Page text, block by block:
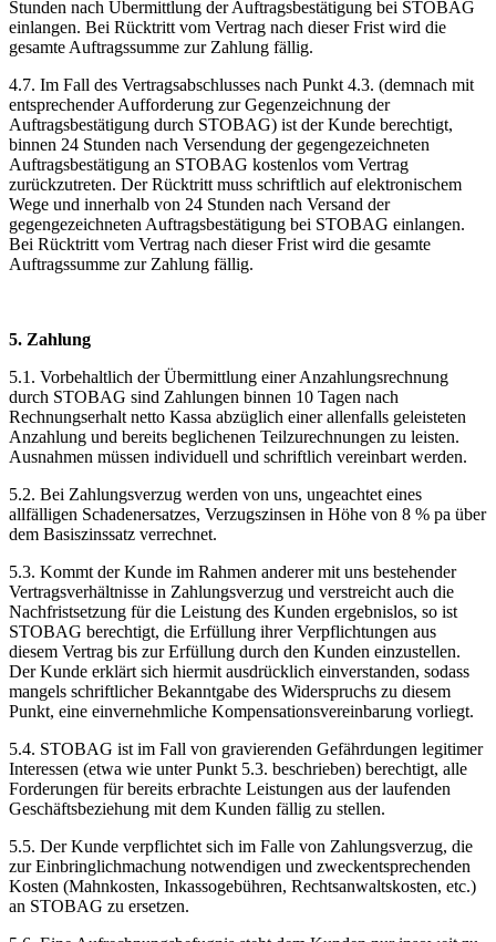
Stunden nach Übermittlung der Auftragsbestätigung bei STOBAG
einlangen. Bei Rücktritt vom Vertrag nach dieser Frist wird die
gesamte Auftragssumme zur Zahlung fällig.
4.7. Im Fall des Vertragsabschlusses nach Punkt 4.3. (demnach mit
entsprechender Aufforderung zur Gegenzeichnung der
Auftragsbestätigung durch STOBAG) ist der Kunde berechtigt,
binnen 24 Stunden nach Versendung der gegengezeichneten
Auftragsbestätigung an STOBAG kostenlos vom Vertrag
zurückzutreten. Der Rücktritt muss schriftlich auf elektronischem
Wege und innerhalb von 24 Stunden nach Versand der
gegengezeichneten Auftragsbestätigung bei STOBAG einlangen.
Bei Rücktritt vom Vertrag nach dieser Frist wird die gesamte
Auftragssumme zur Zahlung fällig.
5. Zahlung
5.1. Vorbehaltlich der Übermittlung einer Anzahlungsrechnung
durch STOBAG sind Zahlungen binnen 10 Tagen nach
Rechnungserhalt netto Kassa abzüglich einer allenfalls geleisteten
Anzahlung und bereits beglichenen Teilzurechnungen zu leisten.
Ausnahmen müssen individuell und schriftlich vereinbart werden.
5.2. Bei Zahlungsverzug werden von uns, ungeachtet eines
allfälligen Schadenersatzes, Verzugszinsen in Höhe von 8 % pa über
dem Basiszinssatz verrechnet.
5.3. Kommt der Kunde im Rahmen anderer mit uns bestehender
Vertragsverhältnisse in Zahlungsverzug und verstreicht auch die
Nachfristsetzung für die Leistung des Kunden ergebnislos, so ist
STOBAG berechtigt, die Erfüllung ihrer Verpflichtungen aus
diesem Vertrag bis zur Erfüllung durch den Kunden einzustellen.
Der Kunde erklärt sich hiermit ausdrücklich einverstanden, sodass
mangels schriftlicher Bekanntgabe des Widerspruchs zu diesem
Punkt, eine einvernehmliche Kompensationsvereinbarung vorliegt.
5.4. STOBAG ist im Fall von gravierenden Gefährdungen legitimer
Interessen (etwa wie unter Punkt 5.3. beschrieben) berechtigt, alle
Forderungen für bereits erbrachte Leistungen aus der laufenden
Geschäftsbeziehung mit dem Kunden fällig zu stellen.
5.5. Der Kunde verpflichtet sich im Falle von Zahlungsverzug, die
zur Einbringlichmachung notwendigen und zweckentsprechenden
Kosten (Mahnkosten, Inkassogebühren, Rechtsanwaltskosten, etc.)
an STOBAG zu ersetzen.